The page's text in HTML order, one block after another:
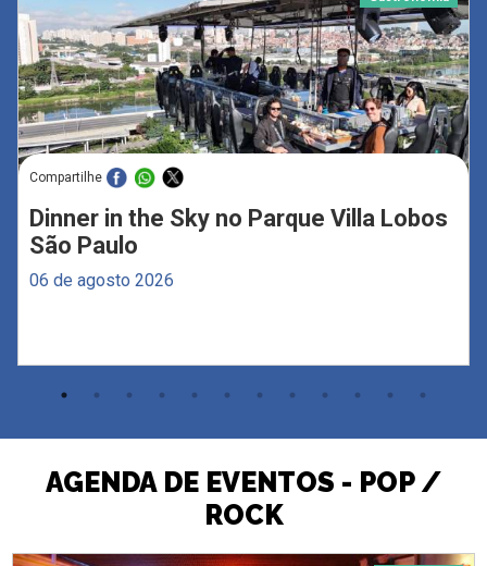
Compartilhe
Dinner in the Sky no Parque Villa Lobos
São Paulo
06 de agosto 2026
AGENDA DE EVENTOS - POP /
ROCK